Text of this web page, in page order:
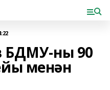
БДМУ-ны 90
менән